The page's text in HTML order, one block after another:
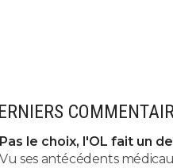
Pas le choix, l'OL fait un
avec Getafe
Vu ses antécédents